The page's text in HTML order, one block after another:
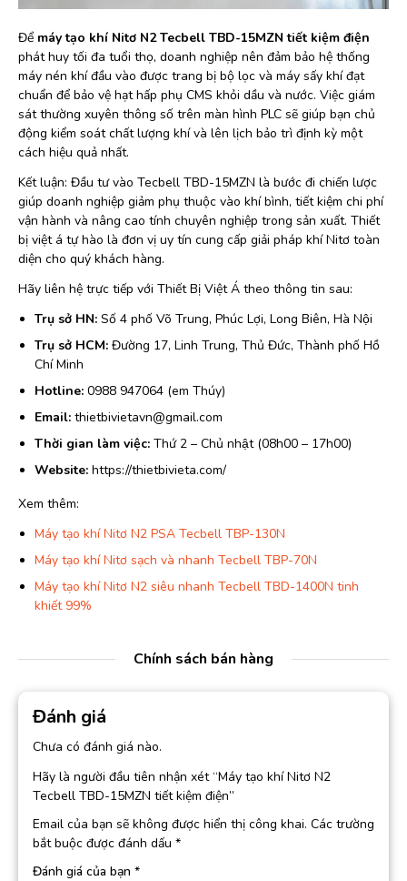
Để máy tạo khí Nitơ N2 Tecbell TBD-15MZN tiết kiệm điện
phát huy tối đa tuổi thọ, doanh nghiệp nên đảm bảo hệ thống
máy nén khí đầu vào được trang bị bộ lọc và máy sấy khí đạt
chuẩn để bảo vệ hạt hấp phụ CMS khỏi dầu và nước. Việc giám
sát thường xuyên thông số trên màn hình PLC sẽ giúp bạn chủ
động kiểm soát chất lượng khí và lên lịch bảo trì định kỳ một
cách hiệu quả nhất.
Kết luận: Đầu tư vào Tecbell TBD-15MZN là bước đi chiến lược
giúp doanh nghiệp giảm phụ thuộc vào khí bình, tiết kiệm chi phí
vận hành và nâng cao tính chuyên nghiệp trong sản xuất. Thiết
bị việt á tự hào là đơn vị uy tín cung cấp giải pháp khí Nitơ toàn
diện cho quý khách hàng.
Hãy liên hệ trực tiếp với Thiết Bị Việt Á theo thông tin sau:
Trụ sở HN: Số 4 phố Võ Trung, Phúc Lợi, Long Biên, Hà Nội
Trụ sở HCM: Đường 17, Linh Trung, Thủ Đức, Thành phố Hồ
Chí Minh
Hotline: 0988 947064 (em Thúy)
Email: thietbivietavn@gmail.com
Thời gian làm việc: Thứ 2 – Chủ nhật (08h00 – 17h00)
Website: https://thietbivieta.com/
Xem thêm:
Máy tạo khí Nitơ N2 PSA Tecbell TBP-130N
Máy tạo khí Nitơ sạch và nhanh Tecbell TBP-70N
Máy tạo khí Nitơ N2 siêu nhanh Tecbell TBD-1400N tinh
khiết 99%
Chính sách bán hàng
Đánh giá
Chưa có đánh giá nào.
Hãy là người đầu tiên nhận xét “Máy tạo khí Nitơ N2
Tecbell TBD-15MZN tiết kiệm điện”
Email của bạn sẽ không được hiển thị công khai. Các trường
bắt buộc được đánh dấu *
Đánh giá của bạn *